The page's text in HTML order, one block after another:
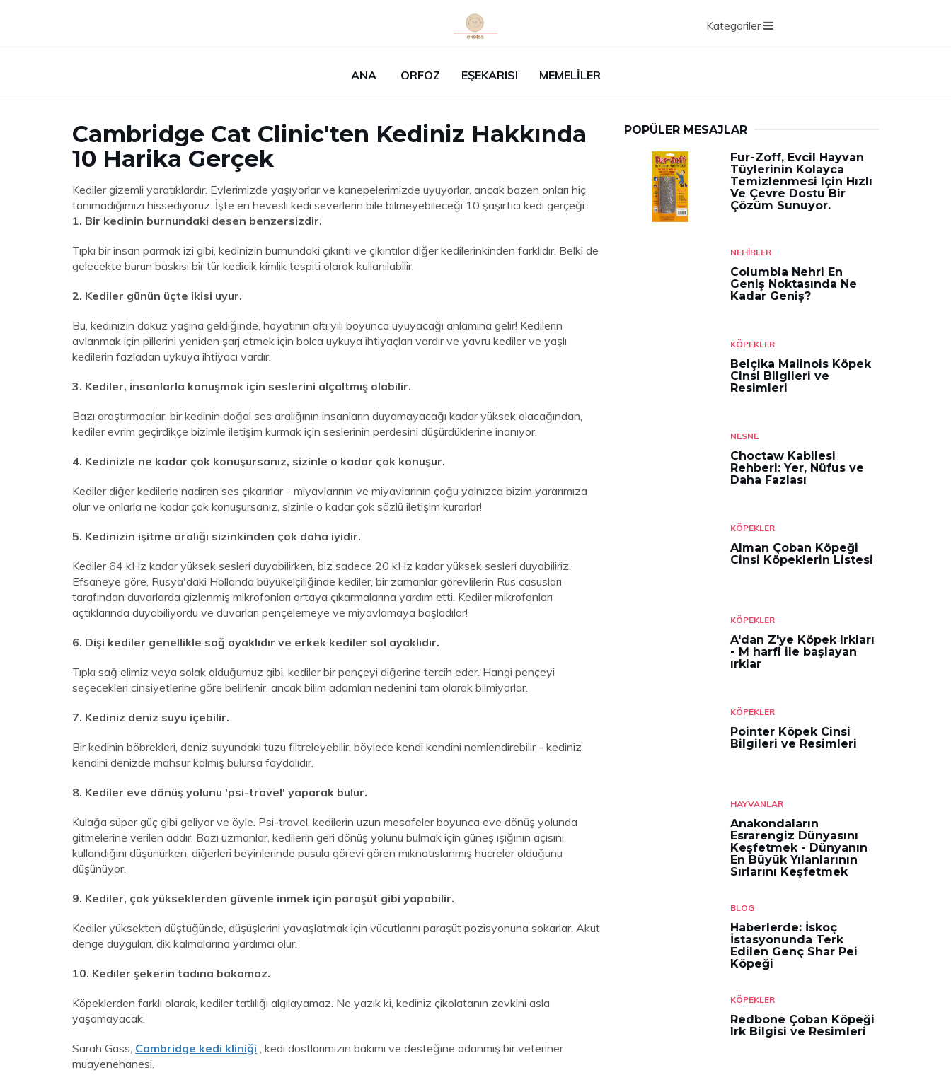
Kategoriler
ANA ORFOZ EŞEKARISI MEMELILER
Cambridge Cat Clinic'ten Kediniz Hakkında
10 Harika Gerçek
Kediler gizemli yaratıklardır. Evlerimizde yaşıyorlar ve kanepelerimizde uyuyorlar, ancak bazen onları hiç
tanımadığımızı hissediyoruz. İşte en hevesli kedi severlerin bile bilmeyebileceği 10 şaşırtıcı kedi gerçeği:
1. Bir kedinin burnundaki desen benzersizdir.
Tıpkı bir insan parmak izi gibi, kedinizin burnundaki çıkıntı ve çıkıntılar diğer kedilerinkinden farklıdır. Belki de
gelecekte burun baskısı bir tür kedicik kimlik tespiti olarak kullanılabilir.
2. Kediler günün üçte ikisi uyur.
Bu, kedinizin dokuz yaşına geldiğinde, hayatının altı yılı boyunca uyuyacağı anlamına gelir! Kedilerin
avlanmak için pillerini yeniden şarj etmek için bolca uykuya ihtiyaçları vardır ve yavru kediler ve yaşlı
kedilerin fazladan uykuya ihtiyacı vardır.
3. Kediler, insanlarla konuşmak için seslerini alçaltmış olabilir.
Bazı araştırmacılar, bir kedinin doğal ses aralığının insanların duyamayacağı kadar yüksek olacağından,
kediler evrim geçirdikçe bizimle iletişim kurmak için seslerinin perdesini düşürdüklerine inanıyor.
4. Kedinizle ne kadar çok konuşursanız, sizinle o kadar çok konuşur.
Kediler diğer kedilerle nadiren ses çıkarırlar - miyavlarının ve miyavlarının çoğu yalnızca bizim yararımıza
olur ve onlarla ne kadar çok konuşursanız, sizinle o kadar çok sözlü iletişim kurarlar!
5. Kedinizin işitme aralığı sizinkinden çok daha iyidir.
Kediler 64 kHz kadar yüksek sesleri duyabilirken, biz sadece 20 kHz kadar yüksek sesleri duyabiliriz.
Efsaneye göre, Rusya'daki Hollanda büyükelçiliğinde kediler, bir zamanlar görevlilerin Rus casusları
tarafından duvarlarda gizlenmiş mikrofonları ortaya çıkarmalarına yardım etti. Kediler mikrofonları
açtıklarında duyabiliyordu ve duvarları pençelemeye ve miyavlamaya başladılar!
6. Dişi kediler genellikle sağ ayaklıdır ve erkek kediler sol ayaklıdır.
Tıpkı sağ elimiz veya solak olduğumuz gibi, kediler bir pençeyi diğerine tercih eder. Hangi pençeyi
seçecekleri cinsiyetlerine göre belirlenir, ancak bilim adamları nedenini tam olarak bilmiyorlar.
7. Kediniz deniz suyu içebilir.
Bir kedinin böbrekleri, deniz suyundaki tuzu filtreleyebilir, böylece kendi kendini nemlendirebilir - kediniz
kendini denizde mahsur kalmış bulursa faydalıdır.
8. Kediler eve dönüş yolunu 'psi-travel' yaparak bulur.
Kulağa süper güç gibi geliyor ve öyle. Psi-travel, kedilerin uzun mesafeler boyunca eve dönüş yolunda
gitmelerine verilen addır. Bazı uzmanlar, kedilerin geri dönüş yolunu bulmak için güneş ışığının açısını
kullandığını düşünürken, diğerleri beyinlerinde pusula görevi gören mıknatıslanmış hücreler olduğunu
düşünüyor.
9. Kediler, çok yükseklerden güvenle inmek için paraşüt gibi yapabilir.
Kediler yüksekten düştüğünde, düşüşlerini yavaşlatmak için vücutlarını paraşüt pozisyonuna sokarlar. Akut
denge duyguları, dik kalmalarına yardımcı olur.
10. Kediler şekerin tadına bakamaz.
Köpeklerden farklı olarak, kediler tatlılığı algılayamaz. Ne yazık ki, kediniz çikolatanın zevkini asla
yaşamayacak.
Sarah Gass, Cambridge kedi kliniği , kedi dostlarımızın bakımı ve desteğine adanmış bir veteriner
muayenehanesi.
POPÜLER MESAJLAR
Fur-Zoff, Evcil Hayvan
Tüylerinin Kolayca
Temizlenmesi Için Hızlı
Ve Çevre Dostu Bir
Çözüm Sunuyor.
NEHIRLER
Columbia Nehri En
Geniş Noktasında Ne
Kadar Geniş?
KÖPEKLER
Belçika Malinois Köpek
Cinsi Bilgileri ve
Resimleri
NESNE
Choctaw Kabilesi
Rehberi: Yer, Nüfus ve
Daha Fazlası
KÖPEKLER
Alman Çoban Köpeği
Cinsi Köpeklerin Listesi
KÖPEKLER
A'dan Z'ye Köpek Irkları
- M harfi ile başlayan
ırklar
KÖPEKLER
Pointer Köpek Cinsi
Bilgileri ve Resimleri
HAYVANLAR
Anakondaların
Esrarengiz Dünyasını
Keşfetmek - Dünyanın
En Büyük Yılanlarının
Sırlarını Keşfetmek
BLOG
Haberlerde: İskoç
İstasyonunda Terk
Edilen Genç Shar Pei
Köpeği
KÖPEKLER
Redbone Çoban Köpeği
Irk Bilgisi ve Resimleri